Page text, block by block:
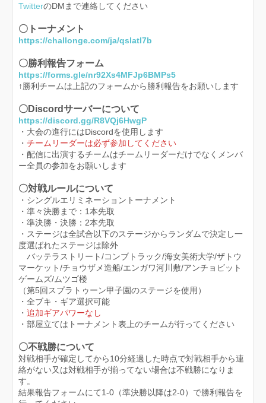
TwitterのDMまで連絡してください
〇トーナメント
https://challonge.com/ja/qslatl7b
〇勝利報告フォーム
https://forms.gle/nr92Xs4MFJp6BMPs5
↑勝利チームは上記のフォームから勝利報告をお願いします
〇Discordサーバーについて
https://discord.gg/R8VQj6HwgP
・大会の進行にはDiscordを使用します
・ チームリーダーは必ず参加してください
・配信に出演するチームはチームリーダーだけでなくメンバ
ー全員の参加をお願いします
〇対戦ルールについて
・シングルエリミネーショントーナメント
・準々決勝まで：1本先取
・準決勝・決勝：2本先取
・ステージは全試合以下のステージからランダムで決定し一
度選ばれたステージは除外
バッテラストリート/コンブトラック/海女美術大学/ザトウ
マーケット/チョウザメ造船/エンガワ河川敷/アンチョビット
ゲームズ/ムツゴ楼
（第5回スプラトゥーン甲子園のステージを使用）
・全ブキ・ギア選択可能
・ 追加ギアパワーなし
・部屋立てはトーナメント表上のチームが行ってください
〇不戦勝について
対戦相手が確定してから10分経過した時点で対戦相手から連
絡がない又は対戦相手が揃ってない場合は不戦勝になりま
す。
結果報告フォームにて1‐0（準決勝以降は2-0）で勝利報告を